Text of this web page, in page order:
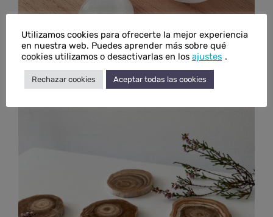
Rodado de selenita
€3,00 - €10,00Rango
precios:
€3,00
hasta
€10,00
IVA inc.
Utilizamos cookies para ofrecerte la mejor experiencia
en nuestra web. Puedes aprender más sobre qué
cookies utilizamos o desactivarlas en los ajustes .
Rechazar cookies Aceptar todas las cookies